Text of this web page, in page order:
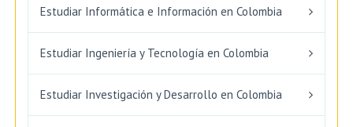
Estudiar Informática e Información en Colombia
Estudiar Ingeniería y Tecnología en Colombia
Estudiar Investigación y Desarrollo en Colombia